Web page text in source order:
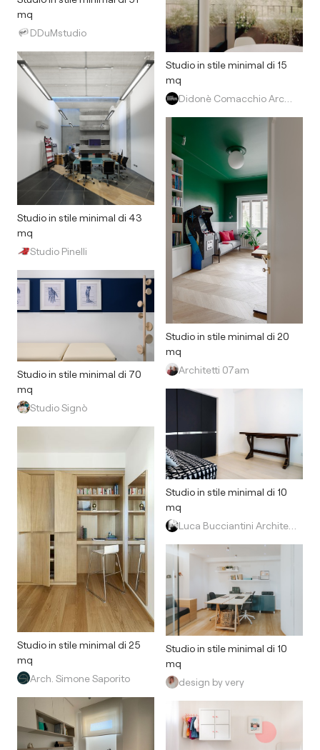
mq
DDuMstudio
Studio in stile minimal di 43
mq
Studio Pinelli
Studio in stile minimal di 70
mq
Studio Signò
Studio in stile minimal di 25
mq
Arch. Simone Saporito
Studio in stile minimal di 15
mq
Studio in stile minimal di 20
mq
Architetti 07am
Studio in stile minimal di 10
mq
Luca Bucciantini Architettura d' Interni
Studio in stile minimal di 10
mq
design by very